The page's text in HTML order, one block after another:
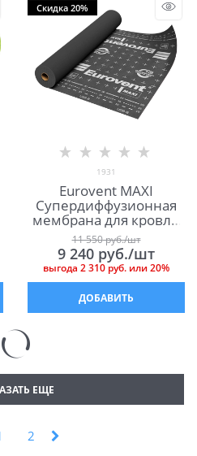
Скидка 20%
1931
Eurovent MAXI
Супердиффузионная
мембрана для кровли
Евровент Макси
11 550 руб./шт
9 240 руб./шт
выгода 2 310 руб. или20%
ДОБАВИТЬ
ЕЩЕ
2